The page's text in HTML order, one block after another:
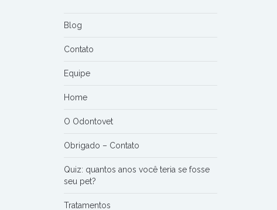
Blog
Contato
Equipe
Home
O Odontovet
Obrigado – Contato
Quiz: quantos anos você teria se fosse
seu pet?
Tratamentos